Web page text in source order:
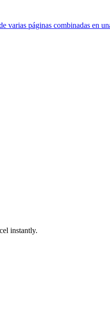
varias páginas combinadas en
instantly.